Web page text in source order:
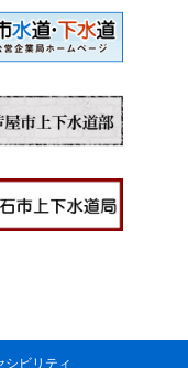
シビリティ